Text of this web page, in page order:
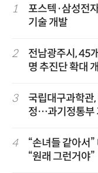
1
포스텍·삼성전
기술 개발
2
전남광주시, 45
명 추진단 확대
3
국립대구과학관
정…과기정통부
4
“손녀들 같아서
“원래 그런거야”